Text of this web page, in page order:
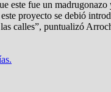
este fue un
proyecto se debió
calles”, puntualizó